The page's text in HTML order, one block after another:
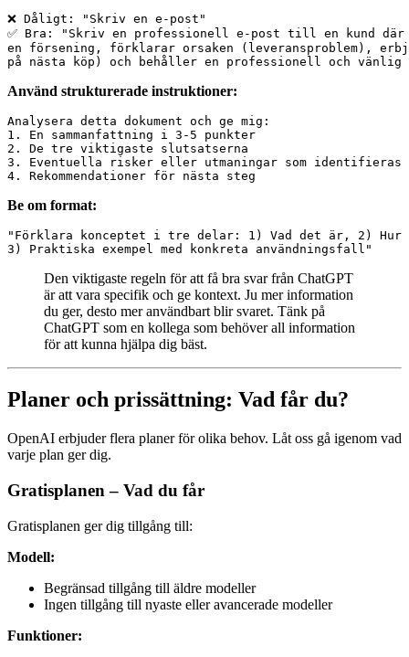
❌ Dåligt: "Skriv en e-post"
✅ Bra: "Skriv en professionell e-post till en kund
en försening, förklarar orsaken (leveransproblem),
Använd strukturerade instruktioner:
Analysera detta dokument och ge mig:
1. En sammanfattning i 3-5 punkter
2. De tre viktigaste slutsatserna
3. Eventuella risker eller utmaningar som identifieras
Be om format:
"Förklara konceptet i tre delar: 1) Vad det är, 2)
Den viktigaste regeln för att få bra svar från ChatGPT
är att vara specifik och ge kontext. Ju mer information
du ger, desto mer användbart blir svaret. Tänk på
ChatGPT som en kollega som behöver all information
för att kunna hjälpa dig bäst.
Planer och prissättning: Vad får du?
OpenAI erbjuder flera planer för olika behov. Låt oss gå igenom vad
varje plan ger dig.
Gratisplanen – Vad du får
Gratisplanen ger dig tillgång till:
Modell:
Begränsad tillgång till äldre modeller
Ingen tillgång till nyaste eller avancerade modeller
Funktioner: